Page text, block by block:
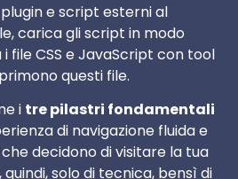
plugin e script esterni al
carica gli script in modo
file CSS e JavaScript con tool
questi file.
i tre pilastri fondamentali
di navigazione fluida e
decidono di visitare la tua
solo di tecnica, bensì di